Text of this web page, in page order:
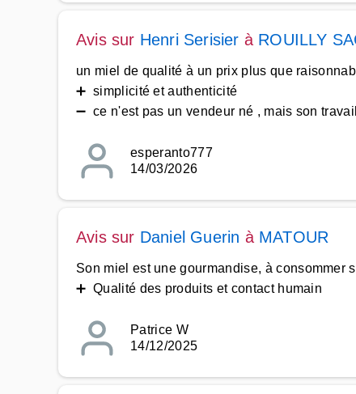
Avis sur Henri Serisier à ROUILLY
un miel de qualité à un prix plus que
➕ simplicité et authenticité
➖ ce n'est pas un vendeur né , mais son
esperanto777
14/03/2026
Avis sur Daniel Guerin à MATOUR
Son miel est une gourmandise, à consommer
➕ Qualité des produits et contact humain
Patrice W
14/12/2025